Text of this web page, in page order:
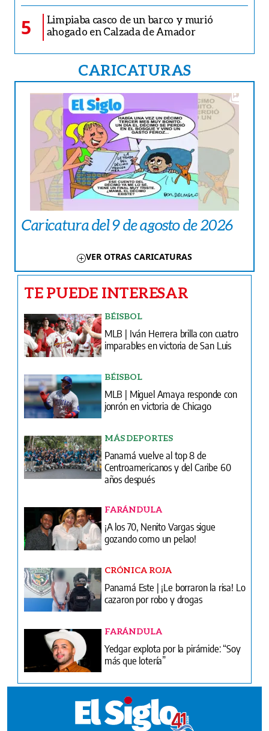
5
Limpiaba casco de un barco y murió
ahogado en Calzada de Amador
CARICATURAS
Caricatura del 9 de agosto de 2026
VER OTRAS CARICATURAS
TE PUEDE INTERESAR
BÉISBOL
MLB | Iván Herrera brilla con cuatro
imparables en victoria de San Luis
BÉISBOL
MLB | Miguel Amaya responde con
jonrón en victoria de Chicago
MÁS DEPORTES
Panamá vuelve al top 8 de
Centroamericanos y del Caribe 60
años después
FARÁNDULA
¡A los 70, Nenito Vargas sigue
gozando como un pelao!
CRÓNICA ROJA
Panamá Este | ¡Le borraron la risa! Lo
cazaron por robo y drogas
FARÁNDULA
Yedgar explota por la pirámide: “Soy
más que lotería”